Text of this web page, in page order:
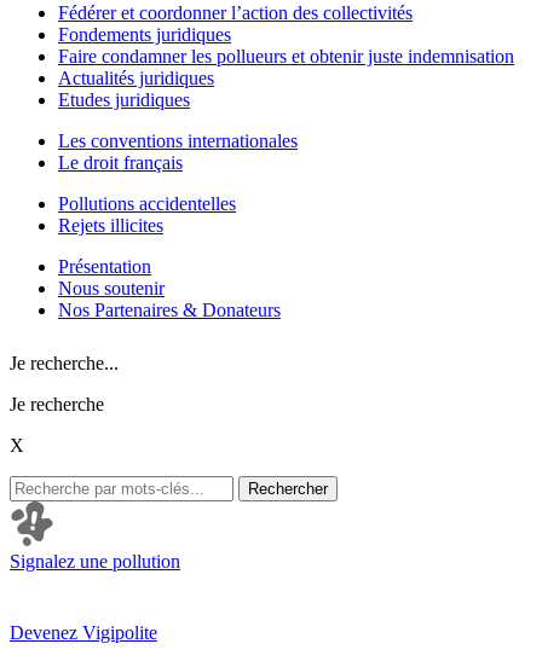
Fédérer et coordonner l’action des collectivités
Fondements juridiques
Faire condamner les pollueurs et obtenir juste indemnisation
Actualités juridiques
Etudes juridiques
Les conventions internationales
Le droit français
Pollutions accidentelles
Rejets illicites
Présentation
Nous soutenir
Nos Partenaires & Donateurs
Je recherche...
Je recherche
X
Rechercher
Signalez une pollution
Devenez Vigipolite